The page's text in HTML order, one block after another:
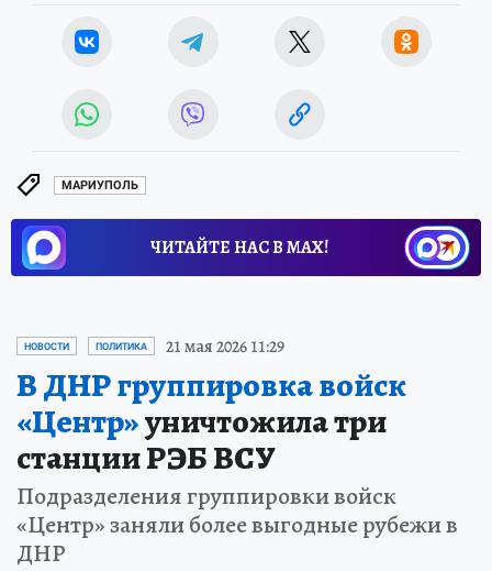
МАРИУПОЛЬ
ЧИТАЙТЕ НАС В МАХ!
НОВОСТИ ПОЛИТИКА 21 мая 2026 11:29
В ДНР группировка войск
«Центр»уничтожила три
станции РЭБ ВСУ
Подразделения группировки войск
«Центр» заняли более выгодные рубежи в
ДНР